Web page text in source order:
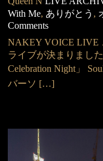
With Me, ありがとう ,
Comments
NAKEY VOICE LIVE
ライブが決まりまし
Celebration Night」
バーソ […]